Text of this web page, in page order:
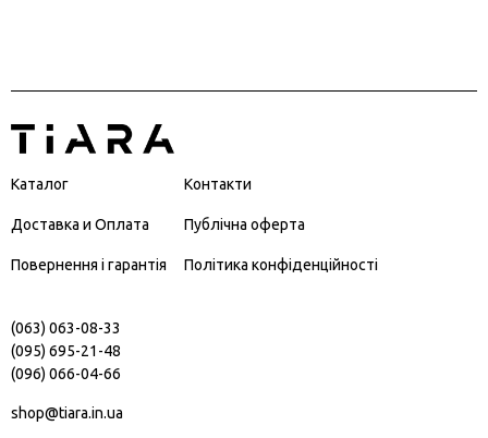
Каталог
Доставка и Оплата
Повернення і гарантія
Контакти
Публічна оферта
Політика конфіденційності
(063) 063-08-33
(095) 695-21-48
(096) 066-04-66
shop@tiara.in.ua